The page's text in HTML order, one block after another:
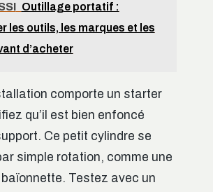
Outillage portatif :
les outils, les marques et les
d’acheter
comporte un starter
qu’il est bien enfoncé
Ce petit cylindre se
simple rotation, comme une
Testez avec un